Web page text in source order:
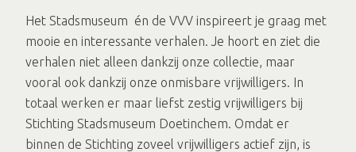
Het Stadsmuseum én de VVV inspireert je graag met
mooie en interessante verhalen. Je hoort en ziet die
verhalen niet alleen dankzij onze collectie, maar
vooral ook dankzij onze onmisbare vrijwilligers. In
totaal werken er maar liefst zestig vrijwilligers bij
Stichting Stadsmuseum Doetinchem. Omdat er
binnen de Stichting zoveel vrijwilligers actief zijn, is